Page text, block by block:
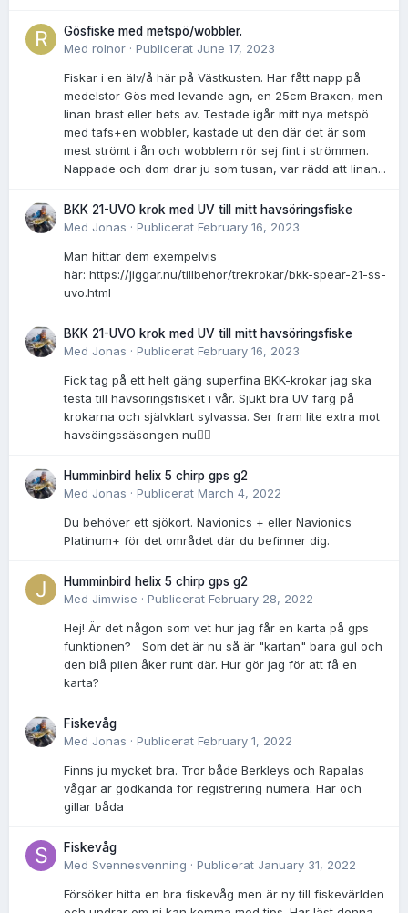
Gösfiske med metspö/wobbler.
Med rolnor · Publicerat June 17, 2023
Fiskar i en älv/å här på Västkusten. Har fått napp på
medelstor Gös med levande agn, en 25cm Braxen, men
linan brast eller bets av. Testade igår mitt nya metspö
med tafs+en wobbler, kastade ut den där det är som
mest strömt i ån och wobblern rör sej fint i strömmen.
Nappade och dom drar ju som tusan, var rädd att linan...
BKK 21-UVO krok med UV till mitt havsöringsfiske
Med Jonas · Publicerat February 16, 2023
Man hittar dem exempelvis
här: https://jiggar.nu/tillbehor/trekrokar/bkk-spear-21-ss-
uvo.html
BKK 21-UVO krok med UV till mitt havsöringsfiske
Med Jonas · Publicerat February 16, 2023
Fick tag på ett helt gäng superfina BKK-krokar jag ska
testa till havsöringsfisket i vår. Sjukt bra UV färg på
krokarna och självklart sylvassa. Ser fram lite extra mot
havsöingssäsongen nu👌🏻
Humminbird helix 5 chirp gps g2
Med Jonas · Publicerat March 4, 2022
Du behöver ett sjökort. Navionics + eller Navionics
Platinum+ för det området där du befinner dig.
Humminbird helix 5 chirp gps g2
Med Jimwise · Publicerat February 28, 2022
Hej! Är det någon som vet hur jag får en karta på gps
funktionen? Som det är nu så är "kartan" bara gul och
den blå pilen åker runt där. Hur gör jag för att få en
karta?
Fiskevåg
Med Jonas · Publicerat February 1, 2022
Finns ju mycket bra. Tror både Berkleys och Rapalas
vågar är godkända för registrering numera. Har och
gillar båda
Fiskevåg
Med Svennesvenning · Publicerat January 31, 2022
Försöker hitta en bra fiskevåg men är ny till fiskevärlden